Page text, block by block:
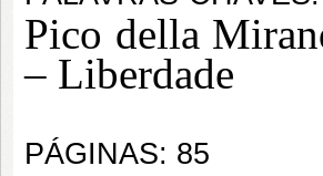
Pico della
– Liberdade
PÁGINAS: 85